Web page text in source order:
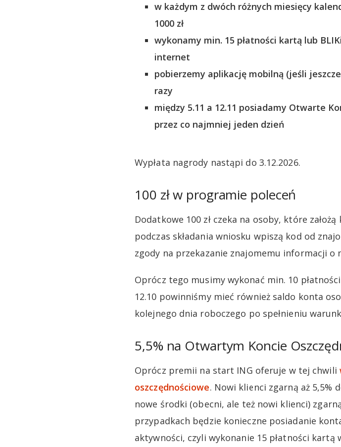
w każdym z dwóch różnych miesięcy
1000 zł
wykonamy min. 15 płatności kartą lub
internet
pobierzemy aplikację mobilną (jeśli
razy
między 5.11 a 12.11 posiadamy Otwarte
przez co najmniej jeden dzień
Wypłata nagrody nastąpi do 3.12.2026.
100 zł w programie poleceń
Dodatkowe 100 zł czeka na osoby, które
podczas składania wniosku wpiszą kod od
zgody na przekazanie znajomemu informacji o
Oprócz tego musimy wykonać min. 10
12.10 powinniśmy mieć również saldo konta
kolejnego dnia roboczego po spełnieniu
5,5% na Otwartym Koncie
Oprócz premii na start ING oferuje w tej chwili
oszczędnościowe. Nowi klienci zgarną aż 5,5%
nowe środki (obecni, ale też nowi klienci)
przypadkach będzie konieczne posiadanie
aktywności, czyli wykonanie 15 płatności kartą